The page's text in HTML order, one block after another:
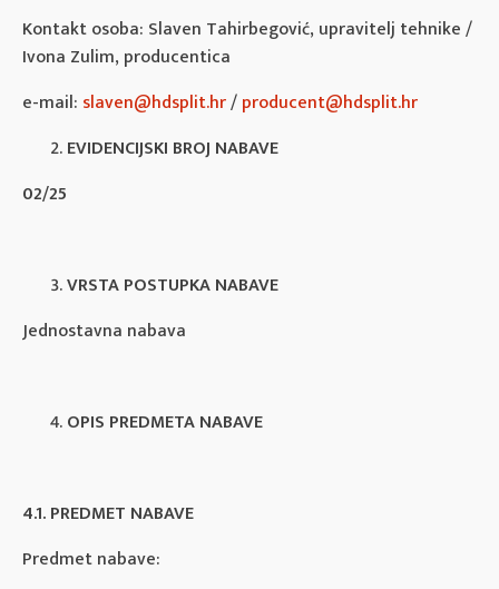
Kontakt osoba: Slaven Tahirbegović, upravitelj tehnike /
Ivona Zulim, producentica
e-mail: slaven@hdsplit.hr/producent@hdsplit.hr
EVIDENCIJSKI BROJ NABAVE
02/25
VRSTA POSTUPKA NABAVE
Jednostavna nabava
OPIS PREDMETA NABAVE
4.1. PREDMET NABAVE
Predmet nabave: